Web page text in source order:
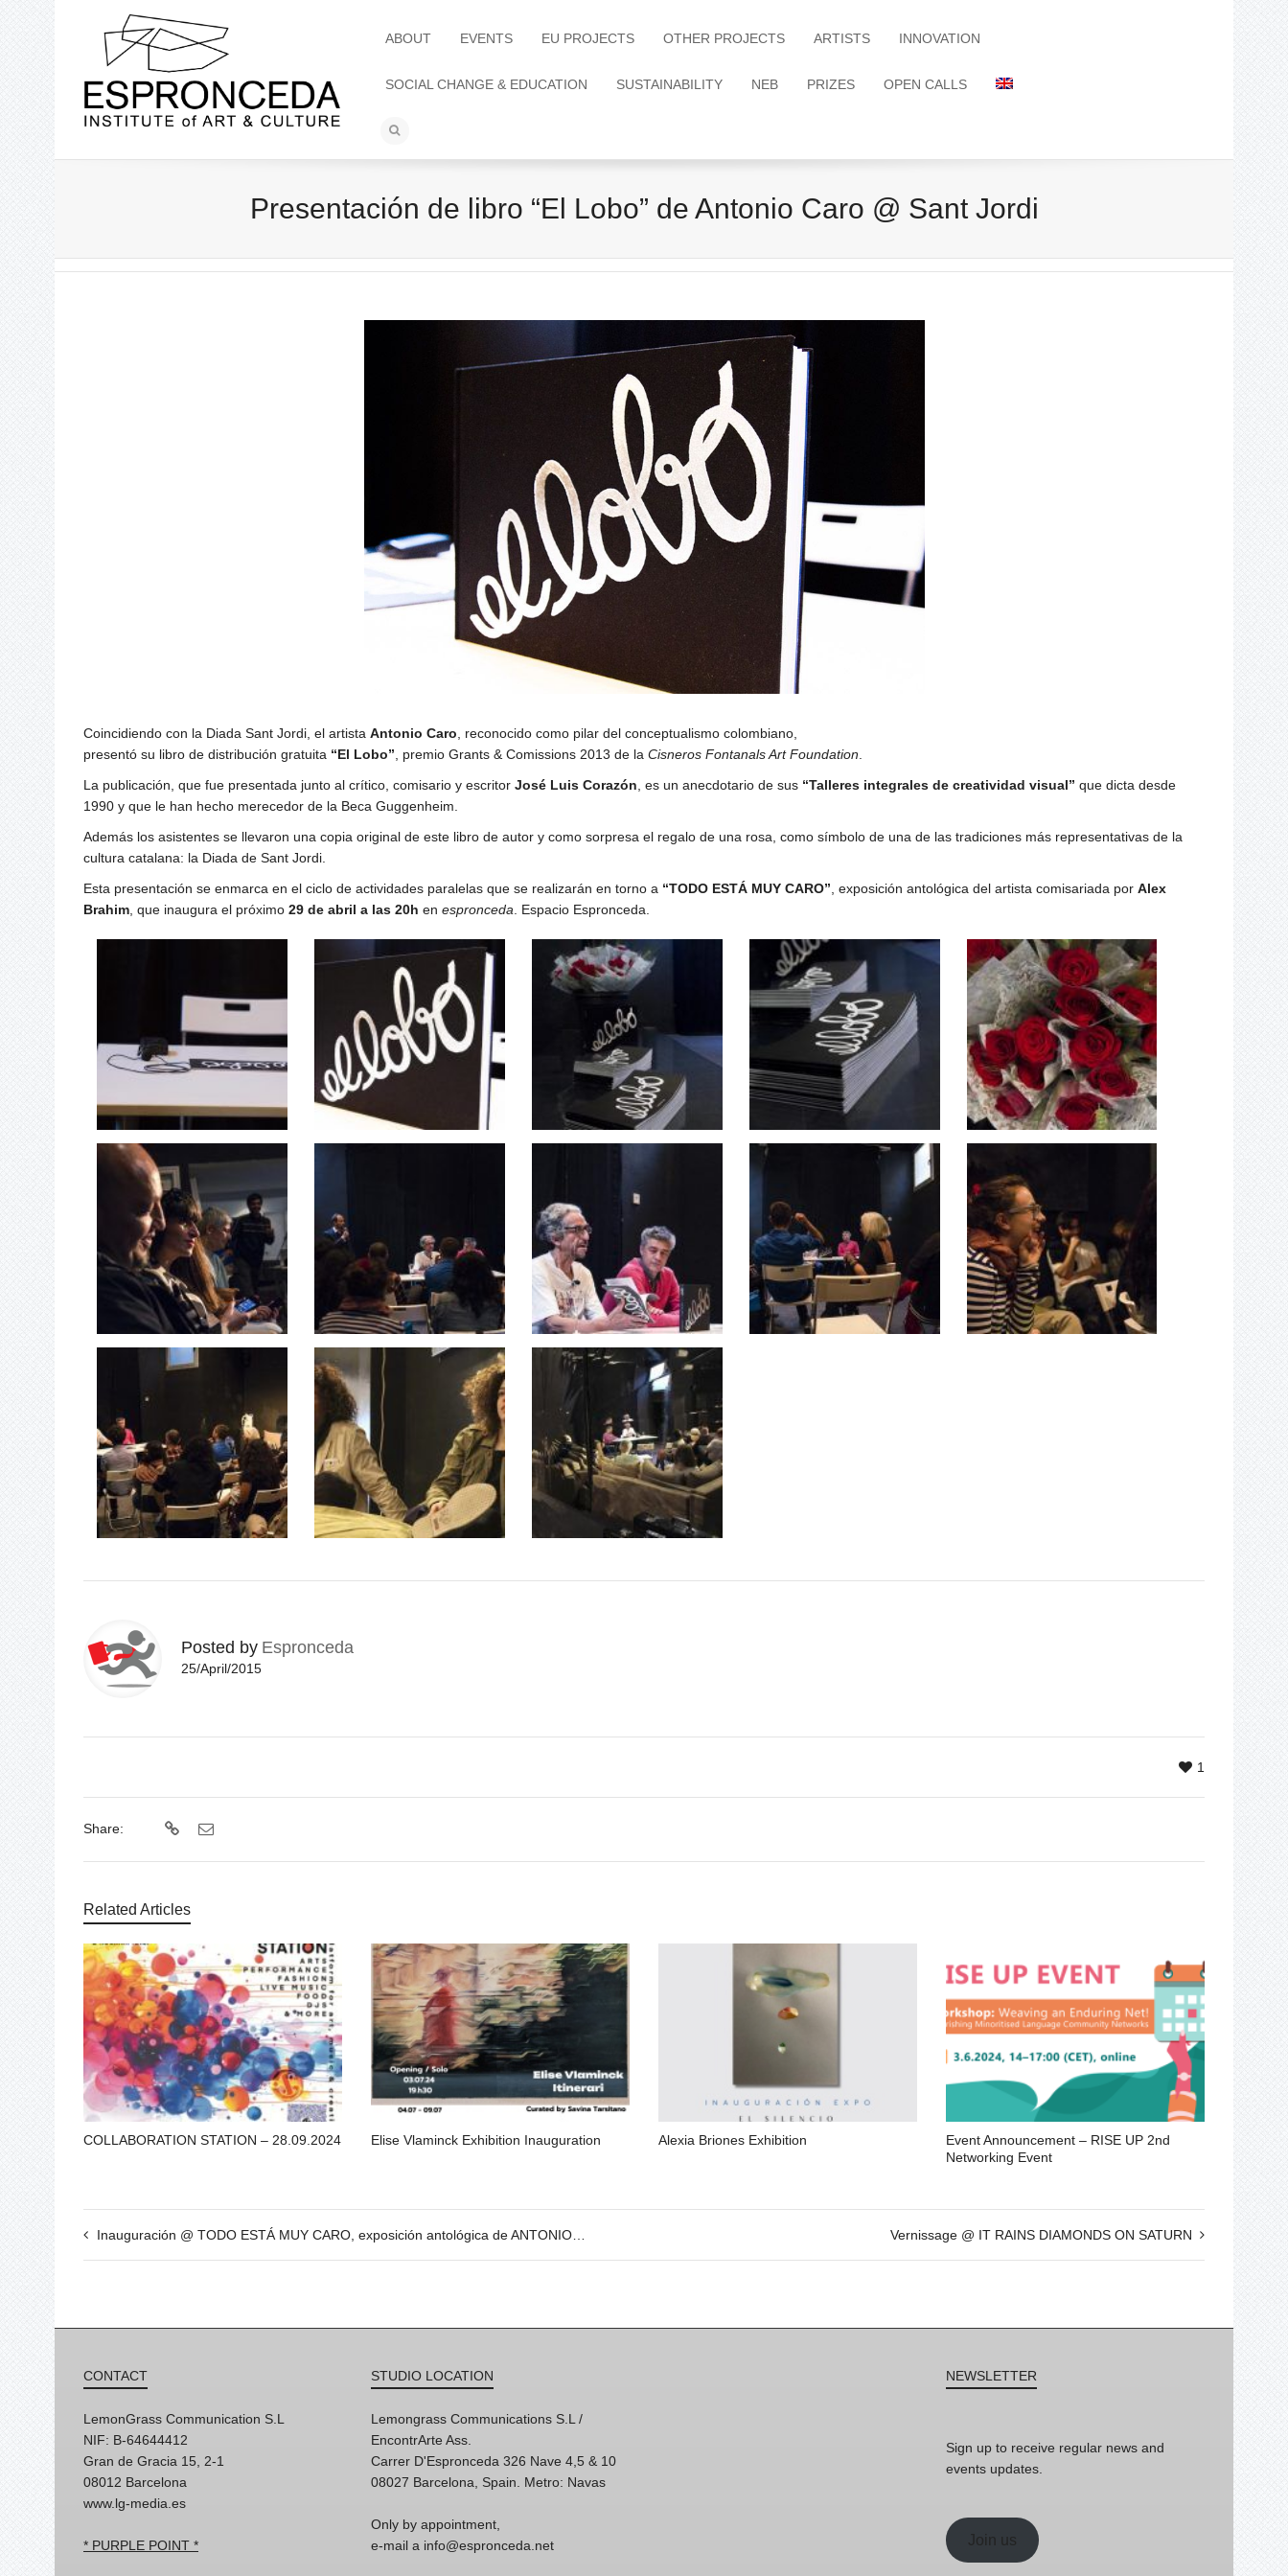
ABOUT EVENTS EU PROJECTS OTHER PROJECTS ARTISTS INNOVATION
SOCIAL CHANGE & EDUCATION SUSTAINABILITY NEB PRIZES OPEN CALLS
Presentación de libro “El Lobo” de Antonio Caro @ Sant Jordi
Coincidiendo con la Diada Sant Jordi, el artista Antonio Caro, reconocido como pilar del conceptualismo colombiano,
presentó su libro de distribución gratuita “El Lobo”, premio Grants & Comissions 2013 de la Cisneros Fontanals Art Foundation.
La publicación, que fue presentada junto al crítico, comisario y escritor José Luis Corazón, es un anecdotario de sus “Talleres integrales de creatividad visual” que dicta desde
1990 y que le han hecho merecedor de la Beca Guggenheim.
Además los asistentes se llevaron una copia original de este libro de autor y como sorpresa el regalo de una rosa, como símbolo de una de las tradiciones más representativas de la
cultura catalana: la Diada de Sant Jordi.
Esta presentación se enmarca en el ciclo de actividades paralelas que se realizarán en torno a “TODO ESTÁ MUY CARO”, exposición antológica del artista comisariada por Alex
Brahim, que inaugura el próximo 29 de abril a las 20h en espronceda. Espacio Espronceda.
Posted by Espronceda
25/April/2015
1
Share:
Related Articles
COLLABORATION STATION – 28.09.2024 Elise Vlaminck Exhibition Inauguration Alexia Briones Exhibition
Event Announcement – RISE UP 2nd
Networking Event
Inauguración @ TODO ESTÁ MUY CARO, exposición antológica de ANTONIO CARO Vernissage @ IT RAINS DIAMONDS ON SATURN
CONTACT
LemonGrass Communication S.L
NIF: B-64644412
Gran de Gracia 15, 2-1
08012 Barcelona
www.lg-media.es
* PURPLE POINT *
STUDIO LOCATION
Lemongrass Communications S.L /
EncontrArte Ass.
Carrer D'Espronceda 326 Nave 4,5 & 10
08027 Barcelona, Spain. Metro: Navas
Only by appointment,
e-mail a info@espronceda.net
NEWSLETTER
Sign up to receive regular news and
events updates.
Join us